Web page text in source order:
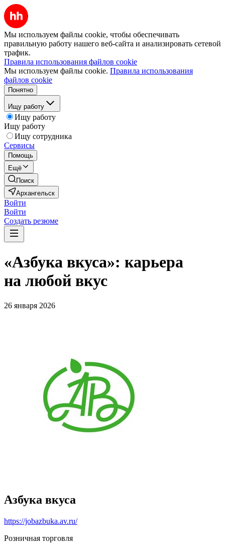
Мы используем файлы cookie, чтобы обеспечивать
правильную работу нашего веб-сайта и анализировать сетевой
трафик.
Правила использования файлов cookie
Мы используем файлы cookie. Правила использования
файлов cookie
Понятно
Ищу работу
Ищу работу
Ищу работу
Ищу сотрудника
Сервисы
Помощь
Ещё
Поиск
Архангельск
Войти
Войти
Создать резюме
«Азбука вкуса»: карьера
на любой вкус
26 января 2026
Азбука вкуса
https://jobazbuka.av.ru/
Розничная торговля